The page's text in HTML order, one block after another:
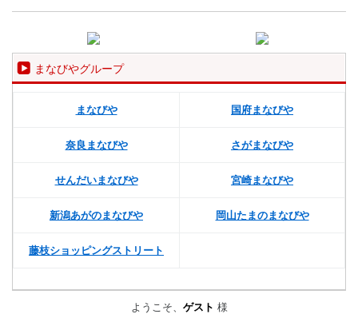
まなびやグループ
まなびや 国府まなびや
奈良まなびや さがまなびや
せんだいまなびや 宮崎まなびや
新潟あがのまなびや 岡山たまのまなびや
藤枝ショッピングストリート
ようこそ、 ゲスト 様